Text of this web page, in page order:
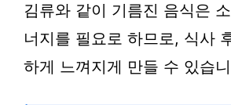
김류와 같이 기름진 음식은
너지를 필요로 하므로, 식사
하게 느껴지게 만들 수 있습